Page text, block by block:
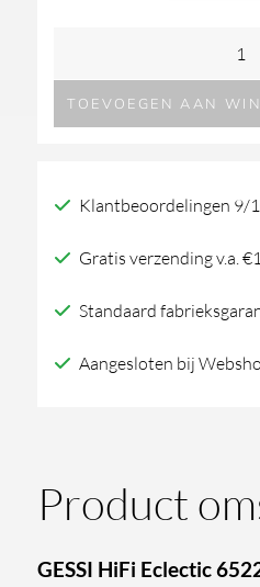
HiFi
Eclectic
TOEVOEGEN AAN
Klantbeoordelingen 9/
Gratis verzending v.a.
Standaard
Aangesloten bij
Product
GESSI HiFi Eclectic